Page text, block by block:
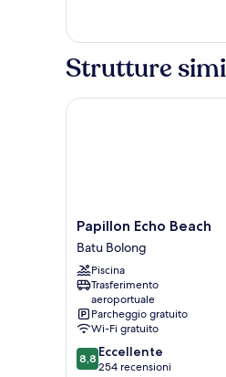
Strutture
Papillon
Echo
Beach
Batu
Bolong
Papillon Echo Beach
Batu Bolong
Piscina
Trasferimento
aeroportuale
Parcheggio gratuito
Wi-Fi gratuito
8.8
su
8,8 Eccellente
254 recensioni
Papillon Echo Beach